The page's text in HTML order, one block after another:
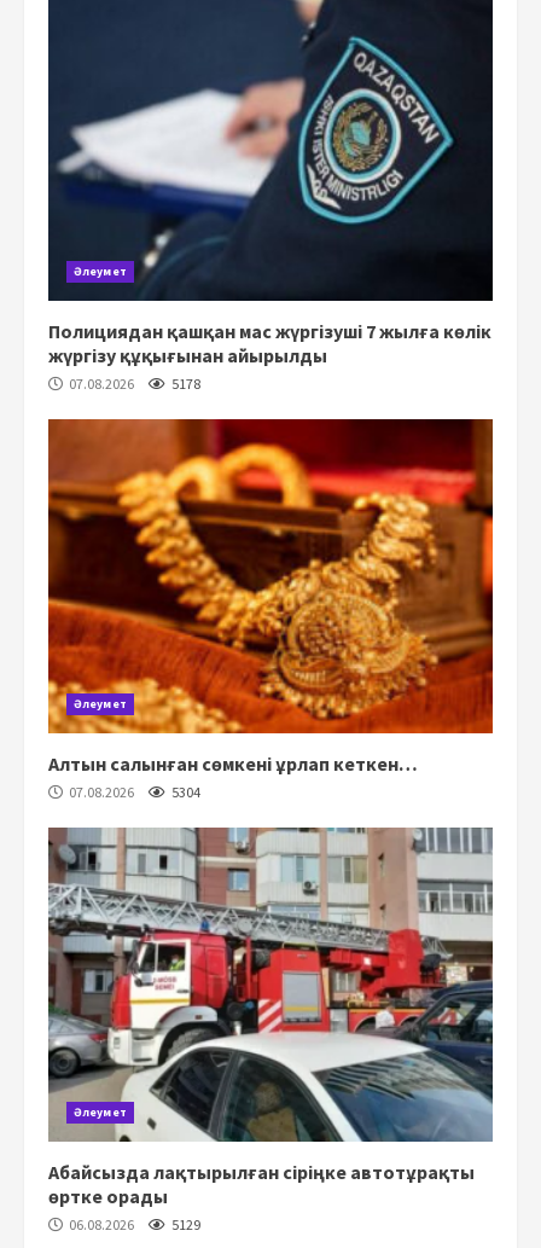
Әлеумет
Полициядан қашқан мас жүргізуші 7 жылға көлік
жүргізу құқығынан айырылды
07.08.2026 5178
Әлеумет
Алтын салынған сөмкені ұрлап кеткен…
07.08.2026 5304
Әлеумет
Абайсызда лақтырылған сіріңке автотұрақты
өртке орады
06.08.2026 5129